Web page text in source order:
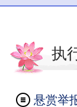
执
悬赏举